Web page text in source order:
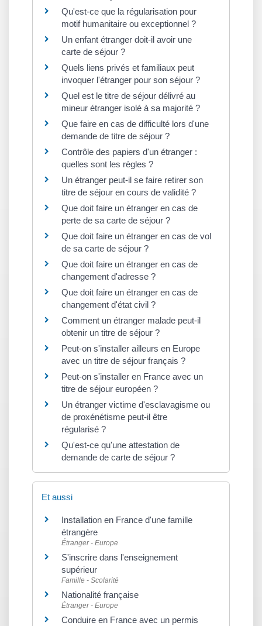
Qu'est-ce que la régularisation pour
motif humanitaire ou exceptionnel ?
Un enfant étranger doit-il avoir une
carte de séjour ?
Quels liens privés et familiaux peut
invoquer l'étranger pour son séjour ?
Quel est le titre de séjour délivré au
mineur étranger isolé à sa majorité ?
Que faire en cas de difficulté lors d'une
demande de titre de séjour ?
Contrôle des papiers d'un étranger :
quelles sont les règles ?
Un étranger peut-il se faire retirer son
titre de séjour en cours de validité ?
Que doit faire un étranger en cas de
perte de sa carte de séjour ?
Que doit faire un étranger en cas de vol
de sa carte de séjour ?
Que doit faire un étranger en cas de
changement d'adresse ?
Que doit faire un étranger en cas de
changement d'état civil ?
Comment un étranger malade peut-il
obtenir un titre de séjour ?
Peut-on s'installer ailleurs en Europe
avec un titre de séjour français ?
Peut-on s'installer en France avec un
titre de séjour européen ?
Un étranger victime d'esclavagisme ou
de proxénétisme peut-il être
régularisé ?
Qu'est-ce qu'une attestation de
demande de carte de séjour ?
Et aussi
Installation en France d'une famille
étrangère
Étranger - Europe
S'inscrire dans l'enseignement
supérieur
Famille - Scolarité
Nationalité française
Étranger - Europe
Conduire en France avec un permis